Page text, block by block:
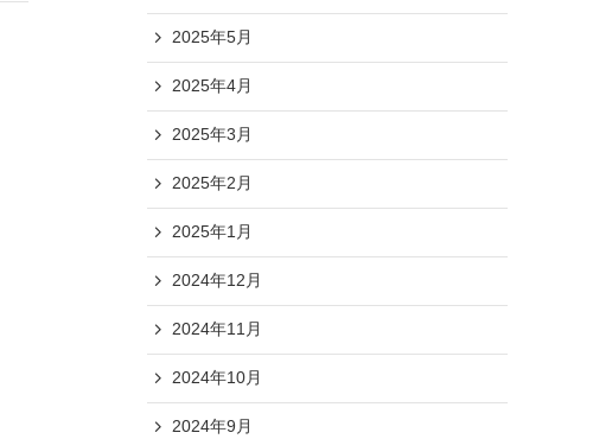
2025年5月
2025年4月
2025年3月
2025年2月
2025年1月
2024年12月
2024年11月
2024年10月
2024年9月